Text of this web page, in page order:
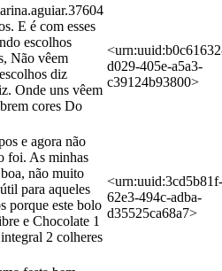
E é com esses
escolhos
Não vêem
diz
Onde uns vêem
cores Do
d029-405e-a5a3-
c39124b93800>
e agora não
foi. As minhas
não muito
para aqueles
porque este bolo
e Chocolate 1
2 colheres
<urn:uuid:3cd5b81f-
62e3-494c-adba-
d35525ca68a7>